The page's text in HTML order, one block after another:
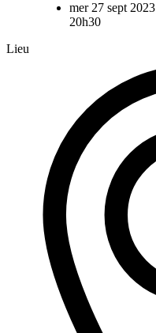
mer 27 sept 2023
20h30
Lieu